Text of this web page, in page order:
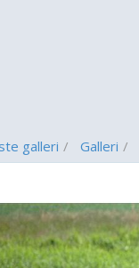
galleri Galleri